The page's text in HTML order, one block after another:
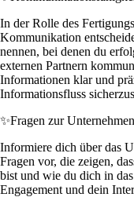
In der Rolle des
Kommunikation
nennen, bei denen du
externen Partnern
Informationen klar und
Informationsfluss
✨Fragen zur
Informiere dich über das
Fragen vor, die zeigen,
bist und wie du dich in
Engagement und dein